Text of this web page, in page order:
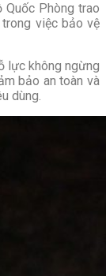
Quốc Phòng trao
việc bảo vệ
lực không ngừng
bảo an toàn và
dùng.